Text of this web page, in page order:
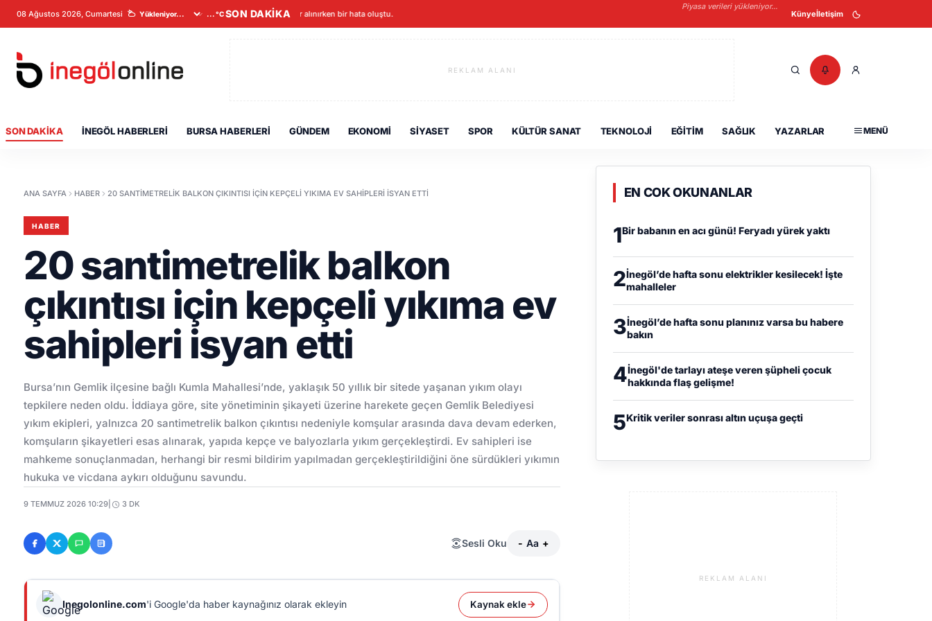
08 Ağustos 2026, Cumartesi ...°CSON DAKİKAVeriler alınırken bir hata oluştu.
Piyasa verileri yükleniyor...
Künyeİletişim
REKLAM ALANI
SON DAKIKA İNEGÖL HABERLERI BURSA HABERLERI GÜNDEM EKONOMI SIYASET SPOR KÜLTÜR SANAT TEKNOLOJI EĞITIM SAĞLIK YAZARLAR MENÜ
ANA SAYFA HABER 20 SANTIMETRELIK BALKON ÇIKINTISI IÇIN KEPÇELI YIKIMA EV SAHIPLERI ISYAN ETTI
HABER
20 santimetrelik balkon
çıkıntısı için kepçeli yıkıma ev
sahipleri isyan etti
Bursa’nın Gemlik ilçesine bağlı Kumla Mahallesi’nde, yaklaşık 50 yıllık bir sitede yaşanan yıkım olayı
tepkilere neden oldu. İddiaya göre, site yönetiminin şikayeti üzerine harekete geçen Gemlik Belediyesi
yıkım ekipleri, yalnızca 20 santimetrelik balkon çıkıntısı nedeniyle komşular arasında dava devam ederken,
komşuların şikayetleri esas alınarak, yapıda kepçe ve balyozlarla yıkım gerçekleştirdi. Ev sahipleri ise
mahkeme sonuçlanmadan, herhangi bir resmi bildirim yapılmadan gerçekleştirildiğini öne sürdükleri yıkımın
hukuka ve vicdana aykırı olduğunu savundu.
9 TEMMUZ 2026 10:29 3 DK
Sesli Oku - Aa +
Inegolonline.com'i Google'da haber kaynağınız olarak ekleyin Kaynak ekle
EN COK OKUNANLAR
1Bir babanın en acı günü! Feryadı yürek yaktı
2İnegöl’de hafta sonu elektrikler kesilecek! İşte
mahalleler
3İnegöl’de hafta sonu planınız varsa bu habere
bakın
4İnegöl'de tarlayı ateşe veren şüpheli çocuk
hakkında flaş gelişme!
5Kritik veriler sonrası altın uçuşa geçti
REKLAM ALANI